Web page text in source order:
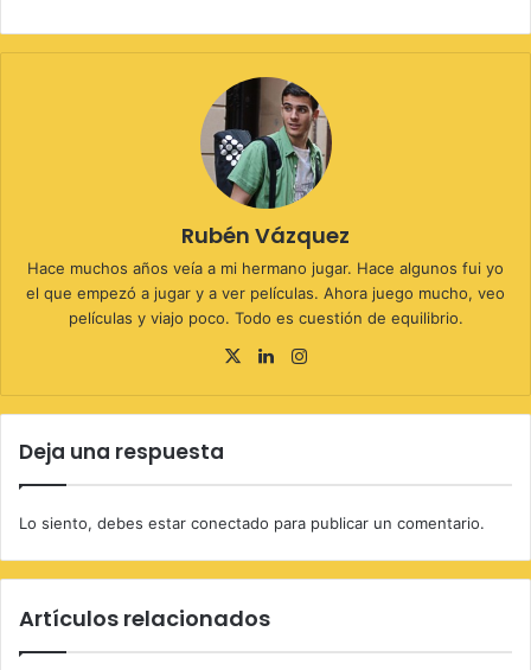
Rubén Vázquez
Hace muchos años veía a mi hermano jugar. Hace algunos fui yo
el que empezó a jugar y a ver películas. Ahora juego mucho, veo
películas y viajo poco. Todo es cuestión de equilibrio.
X LinkedIn
Deja una respuesta
Lo siento, debes estar conectado para publicar un comentario.
Artículos relacionados